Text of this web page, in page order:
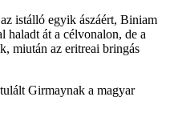
istálló egyik ászáért, Biniam
haladt át a célvonalon, de a
miután az eritreai bringás
Girmaynak a magyar